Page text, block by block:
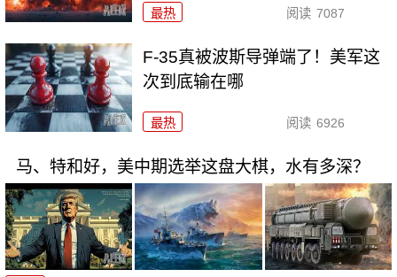
最热 阅读 7087
F-35真被波斯导弹端了！美军这
次到底输在哪
最热 阅读 6926
马、特和好，美中期选举这盘大棋，水有多深？